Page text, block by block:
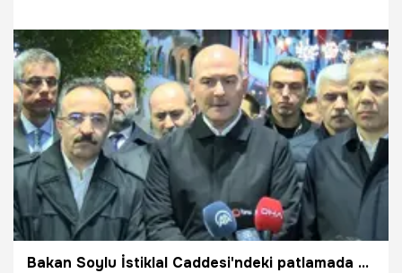
Yağmur Uçar'ın da olduğu ortaya çıktı.
14.11.2022 Gündem
Bakan Soylu İstiklal Caddesi'ndeki patlamada hayatını kaybedenlerin kimliklerini açıkladı